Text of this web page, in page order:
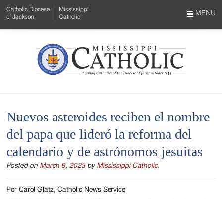
to
Menu
Content
Catholic Diocese
of Jackson
Mississippi
Catholic
Mississippi
Serving
Catholics
of
the
Diocese
MENU
Nuevos asteroides reciben el nombre
del papa que lideró la reforma del
calendario y de astrónomos jesuitas
Posted on March 9, 2023 by Mississippi Catholic
Por Carol Glatz, Catholic News Service